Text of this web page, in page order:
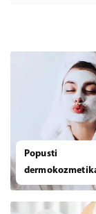
Popusti